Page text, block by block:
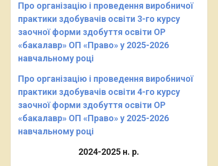
Про організацію і проведення виробничої
практики здобувачів освіти 3-го курсу
заочної форми здобуття освіти ОР
«бакалавр» ОП «Право»у 2025-2026
навчальному році
Про організацію і проведення виробничої
практики здобувачів освіти 4-го курсу
заочної форми здобуття освіти ОР
«бакалавр» ОП «Право»у 2025-2026
навчальному році
2024-2025 н. р.